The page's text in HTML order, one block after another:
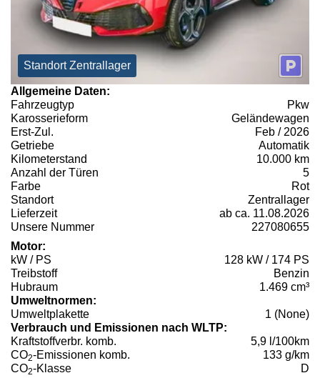
Standort Zentrallager
Allgemeine Daten:
Fahrzeugtyp
Pkw
Karosserieform
Geländewagen
Erst-Zul.
Feb / 2026
Getriebe
Automatik
Kilometerstand
10.000 km
Anzahl der Türen
5
Farbe
Rot
Standort
Zentrallager
Lieferzeit
ab ca. 11.08.2026
Unsere Nummer
227080655
Motor:
kW / PS
128 kW / 174 PS
Treibstoff
Benzin
Hubraum
1.469 cm³
Umweltnormen:
Umweltplakette
1 (None)
Verbrauch und Emissionen nach WLTP:
Kraftstoffverbr. komb.
5,9 l/100km
CO2-Emissionen komb.
133 g/km
CO2-Klasse D